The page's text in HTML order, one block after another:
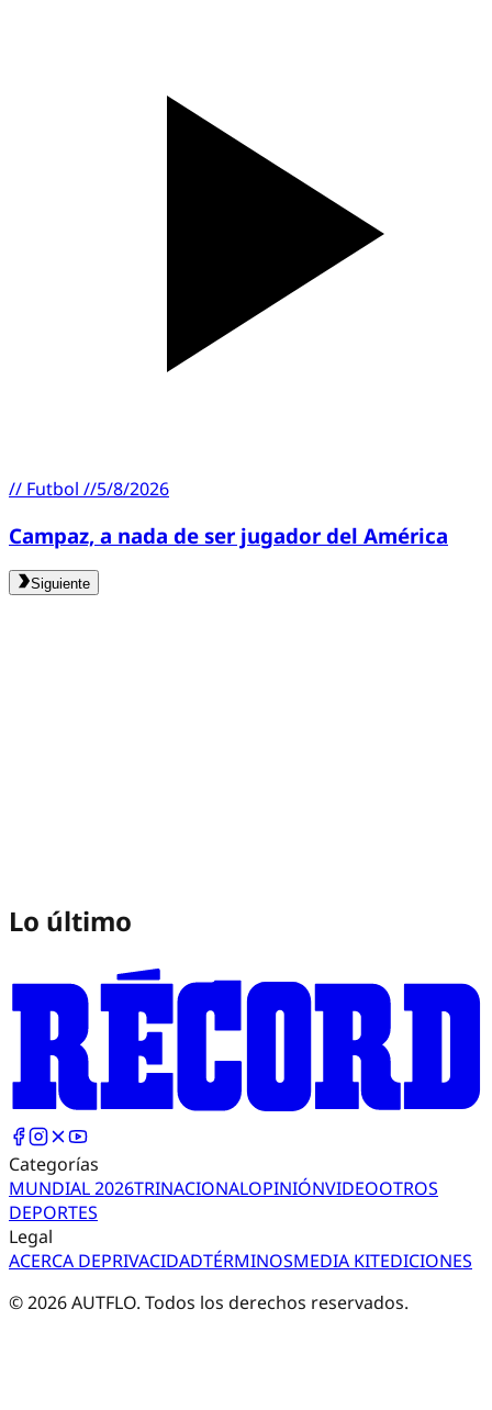
// Futbol //5/8/2026
Campaz, a nada de ser jugador del América
Siguiente
Lo último
Categorías
MUNDIAL 2026TRINACIONALOPINIÓNVIDEOOTROS
DEPORTES
Legal
ACERCA DEPRIVACIDADTÉRMINOSMEDIA KITEDICIONES
©2026AUTFLO. Todos los derechos reservados.